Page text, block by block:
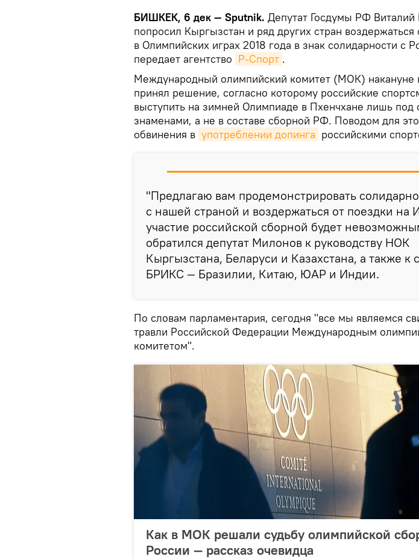
БИШКЕК, 6 дек — Sputnik. Депутат Госдумы РФ
попросил Кыргызстан и ряд других стран воздержаться
в Олимпийских играх 2018 года в знак солидарности с
передает агентство Р-Спорт .
Международный олимпийский комитет (МОК) накануне
принял решение, согласно которому российские
выступить на зимней Олимпиаде в Пхенчхане лишь под
знаменами, а не в составе сборной РФ. Поводом для
обвинения в употреблении допинга российскими
"Предлагаю вам продемонстрировать
с нашей страной и воздержаться от поездки на
участие российской сборной будет
обратился депутат Милонов к руководству НОК
Кыргызстана, Беларуси и Казахстана, а также к
БРИКС — Бразилии, Китаю, ЮАР и Индии.
По словам парламентария, сегодня "все мы являемся
травли Российской Федерации Международным
комитетом".
Как в МОК решали судьбу олимпийской
России — рассказ очевидца